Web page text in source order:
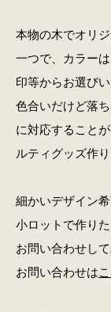
本物の木でオリ
一つで、カラー
印等からお選び
色合いだけど落
に対応すること
ルティグッズ作
細かいデザイン
小ロットで作り
お問い合わせして
お問い合わせは